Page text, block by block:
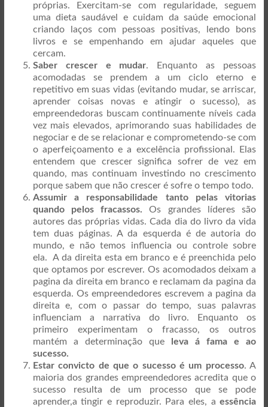
próprias. Exercitam-se com regularidade, seguem
uma dieta saudável e cuidam da saúde emocional
criando laços com pessoas positivas, lendo bons
livros e se empenhando em ajudar aqueles que
cercam.
Saber crescer e mudar. Enquanto as pessoas
acomodadas se prendem a um ciclo eterno e
repetitivo em suas vidas (evitando mudar, se arriscar,
aprender coisas novas e atingir o sucesso), as
empreendedoras buscam continuamente níveis cada
vez mais elevados, aprimorando suas habilidades de
negociar e de se relacionar e comprometendo-se com
o aperfeiçoamento e a excelência profissional. Elas
entendem que crescer significa sofrer de vez em
quando, mas continuam investindo no crescimento
porque sabem que não crescer é sofre o tempo todo.
Assumir a responsabilidade tanto pelas vitorias
quando pelos fracassos. Os grandes líderes são
autores das próprias vidas. Cada dia do livro da vida
tem duas páginas. A da esquerda é de autoria do
mundo, e não temos influencia ou controle sobre
ela. A da direita esta em branco e é preenchida pelo
que optamos por escrever. Os acomodados deixam a
pagina da direita em branco e reclamam da pagina da
esquerda. Os empreendedores escrevem a pagina da
direita e, com o passar do tempo, suas palavras
influenciam a narrativa do livro. Enquanto os
primeiro experimentam o fracasso, os outros
mantém a determinação que
leva á fama e ao
sucesso.
Estar convicto de que o sucesso é um processo. A
maioria dos grandes empreendedores acredita que o
sucesso resulta de um processo que se pode
aprender,a tingir e reproduzir. Para eles, a essência